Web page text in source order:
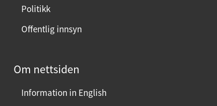
V
Politikk
Offentlig innsyn
Om nettsiden
Information in English